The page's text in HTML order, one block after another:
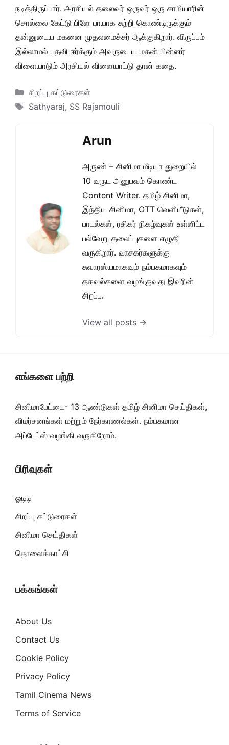
நடித்திருப்பார். அரசியல் தலைவர் ஒருவர் ஒரு சாமியாரின்
சொல்லை கேட்டு பிளே பாயாக சுற்றி கொண்டிருக்கும்
தன்னுடைய மகனை முதலமைச்சர் ஆக்குகிறார். விருப்பம்
இல்லாமல் பதவி ஈர்க்கும் அவருடைய மகன் பின்னர்
விளையாடும் அரசியல் விளையாட்டு தான் கதை.
Categories
சிறப்பு கட்டுரைகள்
Tags
Sathyaraj, SS Rajamouli
Arun
அருண் – சினிமா மீடியா துறையில்
10 வருட அனுபவம் கொண்ட
Content Writer. தமிழ் சினிமா,
இந்திய சினிமா, OTT வெளியீடுகள்,
பாடல்கள், ரசிகர் நிகழ்வுகள் உள்ளிட்ட
பல்வேறு தலைப்புகளை எழுதி
வருகிறார். வாசகர்களுக்கு
சுவாரஸ்யமாகவும் நம்பகமாகவும்
தகவல்களை வழங்குவது இவரின்
சிறப்பு.
View all posts →
எங்களை பற்றி
சினிமாபேட்டை- 13 ஆண்டுகள் தமிழ் சினிமா செய்திகள்,
விமர்சனங்கள் மற்றும் நேர்காணல்கள். நம்பகமான
அப்டேட்ஸ் வழங்கி வருகிறோம்.
பிரிவுகள்
ஓடிடி
சிறப்பு கட்டுரைகள்
சினிமா செய்திகள்
தொலைக்காட்சி
பக்கங்கள்
About Us
Contact Us
Cookie Policy
Privacy Policy
Tamil Cinema News
Terms of Service